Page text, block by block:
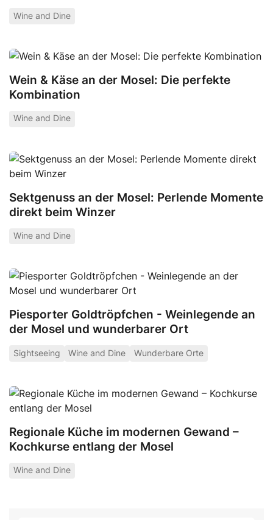
Wine and Dine
Wein & Käse an der Mosel: Die perfekte
Kombination
Wine and Dine
Sektgenuss an der Mosel: Perlende Momente
direkt beim Winzer
Wine and Dine
Piesporter Goldtröpfchen - Weinlegende an
der Mosel und wunderbarer Ort
Sightseeing Wine and Dine Wunderbare Orte
Regionale Küche im modernen Gewand –
Kochkurse entlang der Mosel
Wine and Dine